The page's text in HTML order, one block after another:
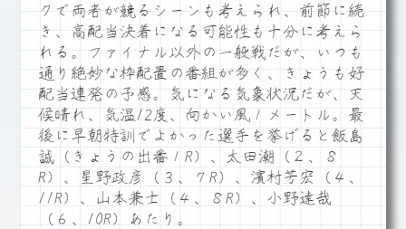
クで両者が競るシーンも考えられ、前節に続
き、高配当決着になる可能性も十分に考えら
れる。ファイナル以外の一般戦だが、いつも
通り絶妙な枠配置の番組が多く、きょうも好
配当連発の予感。気になる気象状況だが、天
候晴れ、気温12度、向かい風１メートル。最
後に早朝特訓でよかった選手を挙げると飯島
誠（きょうの出番１R）、太田潮（２、８
R）、星野政彦（３、７R）、濱村芳宏（４、
11R）、山本兼士（４、８R）、小野達哉
（６、10R）あたり。